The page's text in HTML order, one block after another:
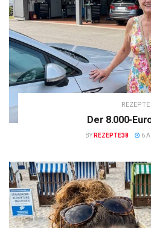
REZEPTE
Der 8.000-
BY REZEPTE38 6